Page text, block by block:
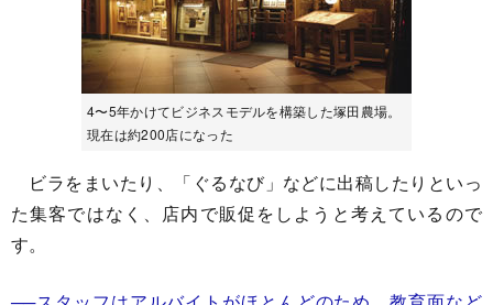
4〜5年かけてビジネスモデルを構築した塚田農場。
現在は約200店になった
ビラをまいたり、「ぐるなび」などに出稿したりといっ
た集客ではなく、店内で販促をしようと考えているので
す。